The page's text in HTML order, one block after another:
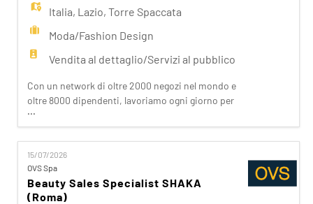
Italia, Lazio,Torre Spaccata
Moda/Fashion Design
Vendita al dettaglio/Servizi al pubblico
Con un network di oltre 2000 negozi nel mondo e
oltre 8000 dipendenti, lavoriamo ogni giorno per
realizzare la nostra mission di rendere il bello
accessibile a tutti. Facciamo la differenza per i
nostri clienti attraverso i brand del nostro gruppo:
OVS, OVS Kids, UPIM, Blukids, Croff, Les Copains,
Shaka, Goldenpoint, Stefanel. Ogni giorno
prepariam
...
15/07/2026
OVS Spa
Beauty Sales Specialist SHAKA
(Roma)